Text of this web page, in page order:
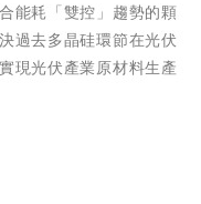
能耗「雙控」趨勢的顆
過去多晶硅環節在光伏
現光伏產業原材料生產